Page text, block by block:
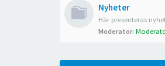
Nyheter
Här presenteras
Moderator: